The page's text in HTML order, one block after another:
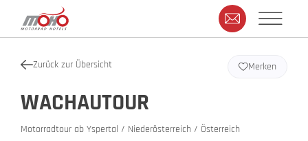
Zurück zur Übersicht
WACHAUTOUR
Motorradtour ab Yspertal / Niederösterreich / Österreich
Merken